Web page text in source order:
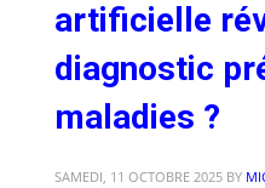
artificielle
diagnostic
maladies ?
SAMEDI, 11 OCTOBRE 2025 BY